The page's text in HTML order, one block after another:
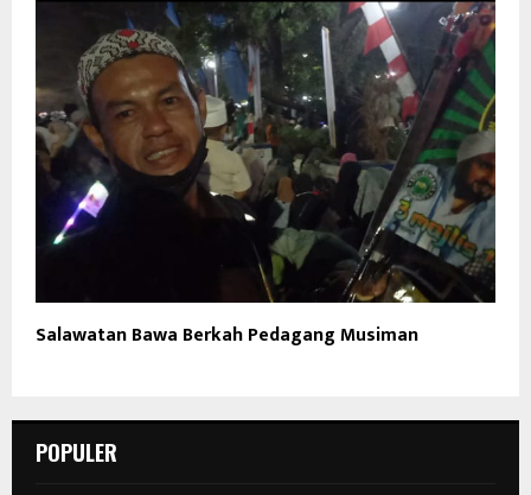
Salawatan Bawa Berkah Pedagang Musiman
POPULER